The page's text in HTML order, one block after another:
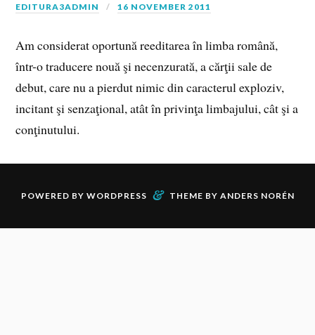
EDITURA3ADMIN 16 NOVEMBER 2011
Am considerat oportună reeditarea în limba română,
într-o traducere nouă şi necenzurată, a cărţii sale de
debut, care nu a pierdut nimic din caracterul exploziv,
incitant şi senzaţional, atât în privinţa limbajului, cât şi a
conţinutului.
POWERED BY WORDPRESS & THEME BY ANDERS NORÉN